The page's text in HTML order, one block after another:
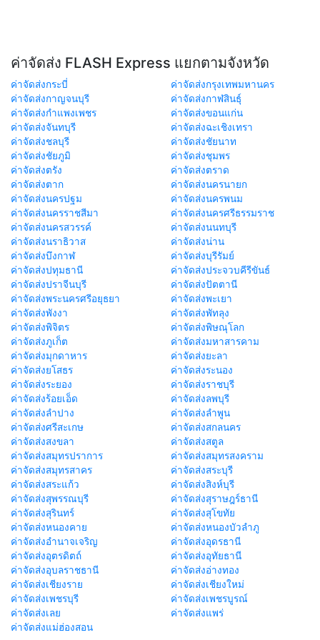
ค่าจัดส่ง FLASH Express แยกตามจังหวัด
ค่าจัดส่งกระบี่
ค่าจัดส่งกรุงเทพมหานคร
ค่าจัดส่งกาญจนบุรี
ค่าจัดส่งกาฬสินธุ์
ค่าจัดส่งกำแพงเพชร
ค่าจัดส่งขอนแก่น
ค่าจัดส่งจันทบุรี
ค่าจัดส่งฉะเชิงเทรา
ค่าจัดส่งชลบุรี
ค่าจัดส่งชัยนาท
ค่าจัดส่งชัยภูมิ
ค่าจัดส่งชุมพร
ค่าจัดส่งตรัง
ค่าจัดส่งตราด
ค่าจัดส่งตาก
ค่าจัดส่งนครนายก
ค่าจัดส่งนครปฐม
ค่าจัดส่งนครพนม
ค่าจัดส่งนครราชสีมา
ค่าจัดส่งนครศรีธรรมราช
ค่าจัดส่งนครสวรรค์
ค่าจัดส่งนนทบุรี
ค่าจัดส่งนราธิวาส
ค่าจัดส่งน่าน
ค่าจัดส่งบึงกาฬ
ค่าจัดส่งบุรีรัมย์
ค่าจัดส่งปทุมธานี
ค่าจัดส่งประจวบคีรีขันธ์
ค่าจัดส่งปราจีนบุรี
ค่าจัดส่งปัตตานี
ค่าจัดส่งพระนครศรีอยุธยา
ค่าจัดส่งพะเยา
ค่าจัดส่งพังงา
ค่าจัดส่งพัทลุง
ค่าจัดส่งพิจิตร
ค่าจัดส่งพิษณุโลก
ค่าจัดส่งภูเก็ต
ค่าจัดส่งมหาสารคาม
ค่าจัดส่งมุกดาหาร
ค่าจัดส่งยะลา
ค่าจัดส่งยโสธร
ค่าจัดส่งระนอง
ค่าจัดส่งระยอง
ค่าจัดส่งราชบุรี
ค่าจัดส่งร้อยเอ็ด
ค่าจัดส่งลพบุรี
ค่าจัดส่งลำปาง
ค่าจัดส่งลำพูน
ค่าจัดส่งศรีสะเกษ
ค่าจัดส่งสกลนคร
ค่าจัดส่งสงขลา
ค่าจัดส่งสตูล
ค่าจัดส่งสมุทรปราการ
ค่าจัดส่งสมุทรสงคราม
ค่าจัดส่งสมุทรสาคร
ค่าจัดส่งสระบุรี
ค่าจัดส่งสระแก้ว
ค่าจัดส่งสิงห์บุรี
ค่าจัดส่งสุพรรณบุรี
ค่าจัดส่งสุราษฎร์ธานี
ค่าจัดส่งสุรินทร์
ค่าจัดส่งสุโขทัย
ค่าจัดส่งหนองคาย
ค่าจัดส่งหนองบัวลำภู
ค่าจัดส่งอำนาจเจริญ
ค่าจัดส่งอุดรธานี
ค่าจัดส่งอุตรดิตถ์
ค่าจัดส่งอุทัยธานี
ค่าจัดส่งอุบลราชธานี
ค่าจัดส่งอ่างทอง
ค่าจัดส่งเชียงราย
ค่าจัดส่งเชียงใหม่
ค่าจัดส่งเพชรบุรี
ค่าจัดส่งเพชรบูรณ์
ค่าจัดส่งเลย
ค่าจัดส่งแพร่
ค่าจัดส่งแม่ฮ่องสอน